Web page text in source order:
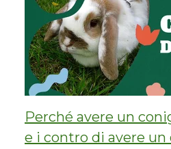
Perché avere un
e i contro di avere